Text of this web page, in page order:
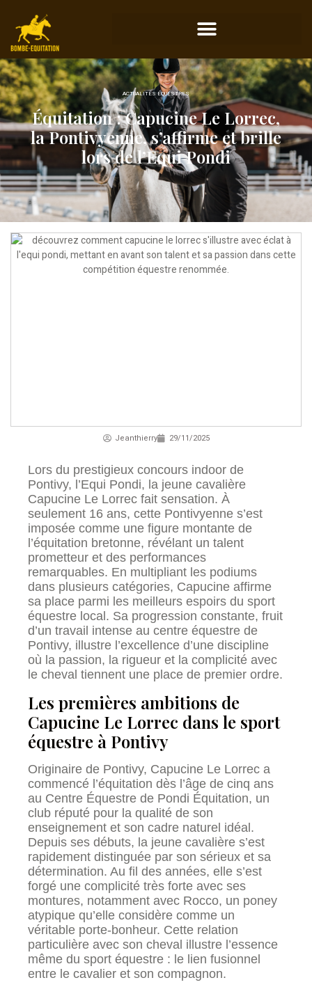
ACTUALITÉS ÉQUESTRES
Équitation : Capucine Le Lorrec,
la Pontivyenne, s’affirme et brille
lors de l’Equi Pondi
Jeanthierry 29/11/2025
Lors du prestigieux concours indoor de
Pontivy, l’Equi Pondi, la jeune cavalière
Capucine Le Lorrec fait sensation. À
seulement 16 ans, cette Pontivyenne s’est
imposée comme une figure montante de
l’équitation bretonne, révélant un talent
prometteur et des performances
remarquables. En multipliant les podiums
dans plusieurs catégories, Capucine affirme
sa place parmi les meilleurs espoirs du sport
équestre local. Sa progression constante, fruit
d’un travail intense au centre équestre de
Pontivy, illustre l’excellence d’une discipline
où la passion, la rigueur et la complicité avec
le cheval tiennent une place de premier ordre.
Les premières ambitions de
Capucine Le Lorrec dans le sport
équestre à Pontivy
Originaire de Pontivy, Capucine Le Lorrec a
commencé l’équitation dès l’âge de cinq ans
au Centre Équestre de Pondi Équitation, un
club réputé pour la qualité de son
enseignement et son cadre naturel idéal.
Depuis ses débuts, la jeune cavalière s’est
rapidement distinguée par son sérieux et sa
détermination. Au fil des années, elle s’est
forgé une complicité très forte avec ses
montures, notamment avec Rocco, un poney
atypique qu’elle considère comme un
véritable porte-bonheur. Cette relation
particulière avec son cheval illustre l’essence
même du sport équestre : le lien fusionnel
entre le cavalier et son compagnon.